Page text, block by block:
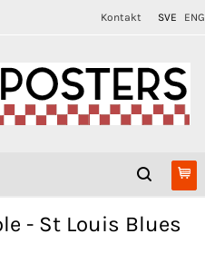
Kontakt SVE ENG
- St Louis Blues